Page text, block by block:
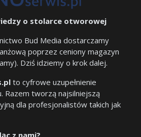
o stolarce otworowej
Bud Media dostarczamy
poprzez ceniony magazyn
Dziś idziemy o krok dalej.
to cyfrowe uzupełnienie
Razem tworzą najsilniejszą
dla profesjonalistów takich jak